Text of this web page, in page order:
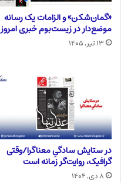
«گمان‌شکن» و الزامات یک رسانه
موضع‌دار در زیست‌بوم خبری امروز
۱۳ تیر, ۱۴۰۵
در ستایش سادگیِ معناگرا/وقتی
گرافیک، روایت‌گر زمانه است
۸ دی, ۱۴۰۴